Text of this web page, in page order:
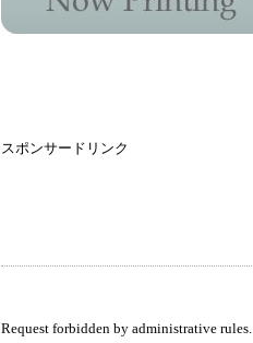
スポンサードリンク
Request forbidden by administrative rules.